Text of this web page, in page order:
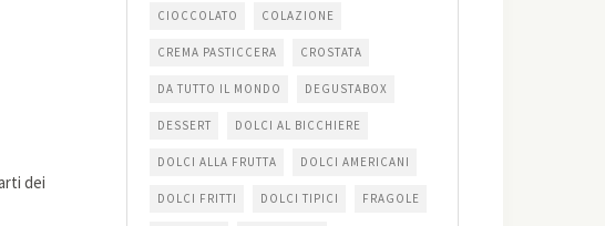
dei
CIOCCOLATO COLAZIONE
CREMA PASTICCERA CROSTATA
DA TUTTO IL MONDO DEGUSTABOX
DESSERT DOLCI AL BICCHIERE
DOLCI ALLA FRUTTA DOLCI AMERICANI
DOLCI FRITTI DOLCI TIPICI FRAGOLE